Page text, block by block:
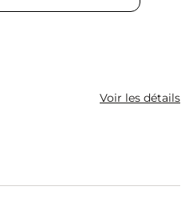
Voir les détails